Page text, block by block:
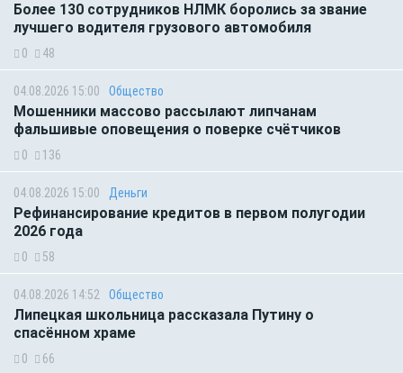
Более 130 сотрудников НЛМК боролись за звание
лучшего водителя грузового автомобиля
0 48
04.08.2026 15:00 Общество
Мошенники массово рассылают липчанам
фальшивые оповещения о поверке счётчиков
0 136
04.08.2026 15:00 Деньги
Рефинансирование кредитов в первом полугодии
2026 года
0 58
04.08.2026 14:52 Общество
Липецкая школьница рассказала Путину о
спасённом храме
0 66